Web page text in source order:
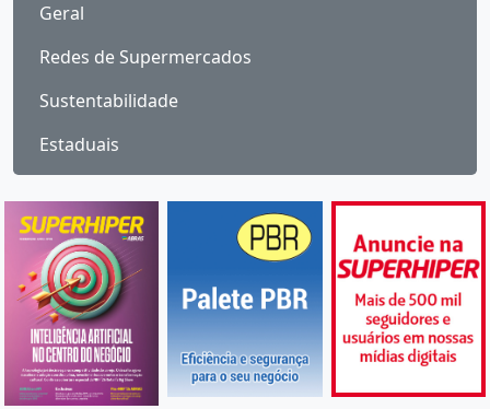
Geral
Redes de Supermercados
Sustentabilidade
Estaduais